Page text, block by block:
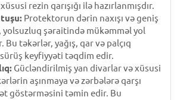
rezin qarışığı ilə hazırlanmışdır.
Protektorun dərin naxışı və geniş
yolsuzluq şəraitində mükəmməl yol
təkərlər, yağış, qar və palçıq
keyfiyyəti təqdim edir.
Gücləndirilmiş yan divarlar və xüsusi
aşınmaya və zərbələrə qarşı
göstərməsini təmin edir. Bu